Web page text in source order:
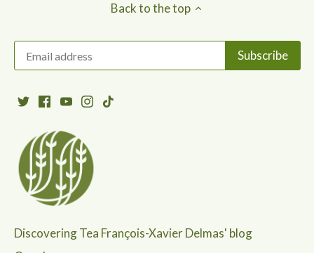
Back to the top
Discovering Tea François-Xavier Delmas' blog